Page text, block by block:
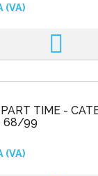
(VA)
TIME -
68/99
(VA)